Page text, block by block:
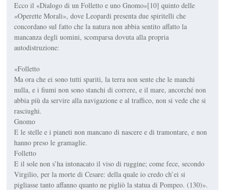
Ecco il «Dialogo di un Folletto e uno Gnomo»[10] quinto delle
«Operette Morali», dove Leopardi presenta due spiritelli che
concordano sul fatto che la natura non abbia sentito affatto la
mancanza degli uomini, scomparsa dovuta alla propria
autodistruzione:
«Folletto
Ma ora che ei sono tutti spariti, la terra non sente che le manchi
nulla, e i fiumi non sono stanchi di correre, e il mare, ancorché non
abbia più da servire alla navigazione e al traffico, non si vede che si
rasciughi.
Gnomo
E le stelle e i pianeti non mancano di nascere e di tramontare, e non
hanno preso le gramaglie.
Folletto
E il sole non s’ha intonacato il viso di ruggine; come fece, secondo
Virgilio, per la morte di Cesare: della quale io credo ch’ei si
pigliasse tanto affanno quanto ne pigliò la statua di Pompeo. (130)».